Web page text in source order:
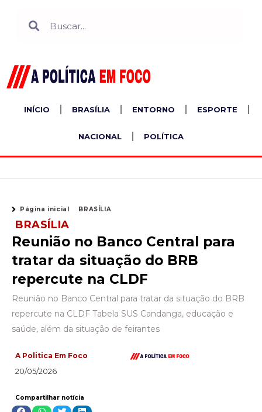
INÍCIO BRASÍLIA ENTORNO ESPORTE
NACIONAL POLÍTICA
Página inicial BRASÍLIA
BRASÍLIA
Reunião no Banco Central para
tratar da situação do BRB
repercute na CLDF
Reunião no Banco Central para tratar da situação do BRB
repercute na CLDF Tabela SUS Candanga, educação e
saúde, além da situação de feirantes
A Politica Em Foco
20/05/2026
Compartilhar notícia